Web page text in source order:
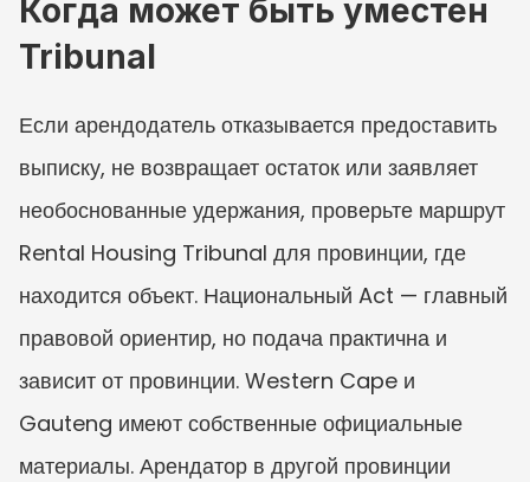
Когда может быть уместен
Tribunal
Если арендодатель отказывается предоставить
выписку, не возвращает остаток или заявляет
необоснованные удержания, проверьте маршрут
Rental Housing Tribunal для провинции, где
находится объект. Национальный Act — главный
правовой ориентир, но подача практична и
зависит от провинции. Western Cape и
Gauteng имеют собственные официальные
материалы. Арендатор в другой провинции